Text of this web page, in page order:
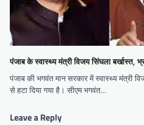
पंजाब के स्वास्थ्य मंत्री विजय सिंघला बर्खास्त,
पंजाब की भगवंत मान सरकार में स्वास्थ्य मंत्री
से हटा दिया गया है। सीएम भगवंत…
Leave a Reply